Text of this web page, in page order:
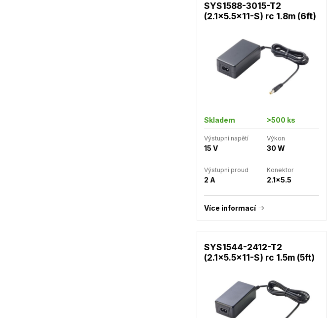
SYS1588-3015-T2
(2.1x5.5x11-S) rc 1.8m (6ft)
Skladem >500 ks
Výstupní napětí
15 V
Výkon
30 W
Výstupní proud
2 A
Konektor
2.1x5.5
Více informací
SYS1544-2412-T2
(2.1x5.5x11-S) rc 1.5m (5ft)